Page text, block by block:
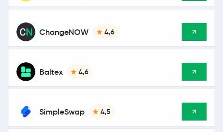
ChangeNOW 4,6
Baltex 4,6
SimpleSwap 4,5